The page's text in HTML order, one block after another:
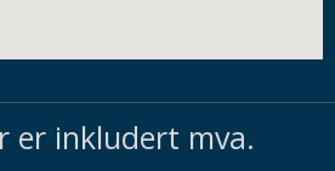
er inkludert mva.